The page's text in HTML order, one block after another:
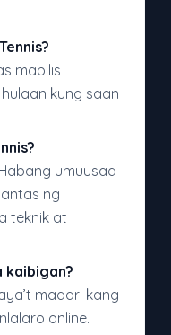
mabilis
kung saan
umuusad
ng
teknik at
kaibigan?
maaari kang
online.